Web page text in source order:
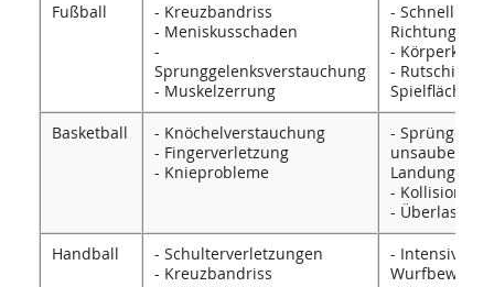
Fußball
- Kreuzbandriss
- Meniskusschaden
-
Sprunggelenksverstauchung
- Muskelzerrung
- Schnelle
-
- Rutschige
Spielfläche
Basketball
- Knöchelverstauchung
- Fingerverletzung
- Knieprobleme
- Sprünge mit
unsauberer
Landung
- Kollisionen
- Überlastung
Handball
- Schulterverletzungen
- Kreuzbandriss
- Intensive